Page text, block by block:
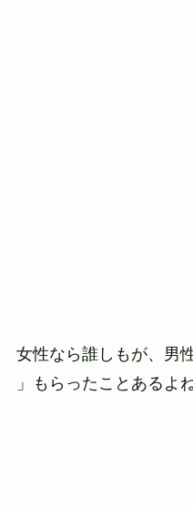
女性なら誰しもが、男
」もらったことあるよ